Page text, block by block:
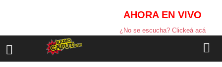
AHORA EN VIVO
¿No se escucha? Clickeá acá